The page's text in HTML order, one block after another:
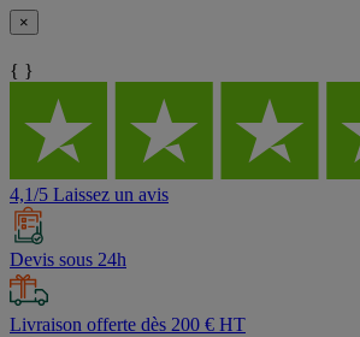
×
{ }
4,1/5 Laissez un avis
Devis sous 24h
Livraison offerte dès 200 € HT